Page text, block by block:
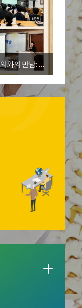
2026 상지한의 자생한방병원 수련의와의 만남: R1 손종현 & R2 윤재영 선생님